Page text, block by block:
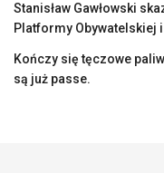
Stanisław Gawłowski
Platformy Obywatelskiej
Kończy się tęczowe
są już passe.